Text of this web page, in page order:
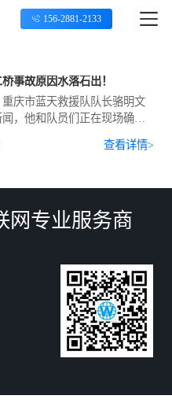
156-2881-2133
事故原因水落石出！
重庆市蓝天救援队队长骆明文
，他和队员们正在现场确定
援。目前浮出水面的一具遇
查看详情>
网专业服务商